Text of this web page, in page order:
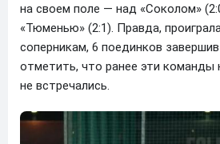
на своем поле — над «Соколом»
«Тюменью» (2:1). Правда,
соперникам, 6 поединков
отметить, что ранее эти команды
не встречались.